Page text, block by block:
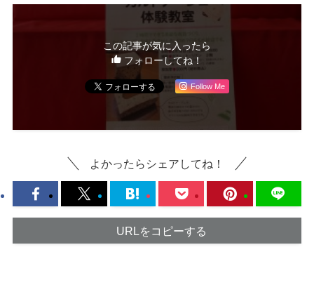
この記事が気に入ったら
フォローしてね！
Follow Me
よかったらシェアしてね！
URLをコピーする